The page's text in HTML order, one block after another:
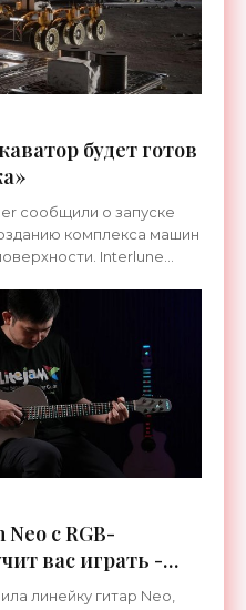
будет готов
сообщили о запуске
комплекса машин
Interlune
с RGB-
вас играть -
линейку гитар Neo,